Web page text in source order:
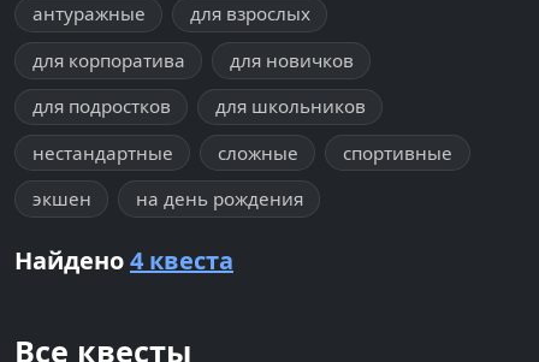
антуражные
для взрослых
для корпоратива
для новичков
для подростков
для школьников
нестандартные
сложные
спортивные
экшен
на день рождения
Найдено4 квеста
Все квесты